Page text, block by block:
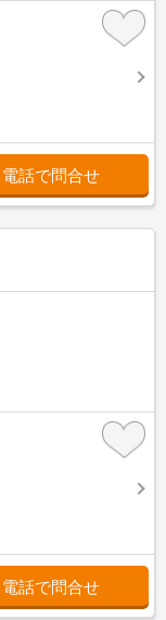
電話で問合せ
電話で問合せ